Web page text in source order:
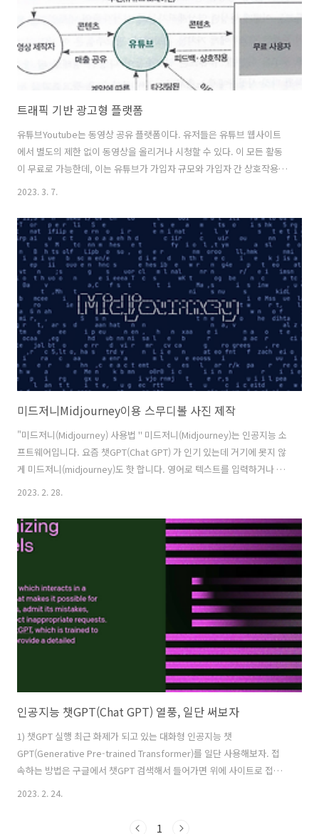
트래픽 기반 광고형 플랫폼
유튜브Youtube는 동영상 공유 플랫폼이다. 유저들은 유튜브 웹사이트
에서 별도의 제한 없이 동영상을 올리거나 시청할 수 있다. 이 모든 활동
이 무료로 가능한데, 이는 유튜브가 가입자 규모와 가입자 간 상호작용을
튜브로 몰리게 되고, 유튜브는 접속자 규모를 뜻하는'트래픽'을 앞세워
광고주를 유인한다. 트래픽 발생량이 많을수록 더 많은 사람이 광고를 보
기 때문에 유튜브의 협상력이 증가하여 광고주로부터 더 높은 광고단가
를 받을 수 있다. 유튜브가 분명한 수익구조를 가지고 있지 않았음에도
불구하고 2006년 구글이 인수한 배경에는 거대한 가입자 기반이 수익을
창출 가능성을..
2023. 3. 7.
미드저니Midjourney이용 스무디볼 사진 제작
"미드저니(Midjourney) 사용법 " 미드저니(Midjourney)는 인공지능 소
프트웨어입니다. 요즘 챗GPT(Chat GPT) 가 인기 있는데 거기에 못지 않
게 미드저니(midjourney)도 핫 합니다. 영어로 텍스트를 입력하거나 이
미지 파일을 삽입하면 인공지능이 그림을 생성해 줍니다. 미드저니는 한
1) 홈페이지에 접속 후 [ Join to Beta ] 버튼을 눌러 참여할 수 있습니
다. 현재는 미드저니 베타 서비스 중이지만, 유료 플랜도 운영하고 있습
니다. 2) 좌측 탭의 'newbies-'로 시작하는 탭을 누르면 바로 이용할 수
같이 '/imagin..
2023. 2. 28.
인공지능 챗GPT(Chat GPT) 열풍, 일단 써보자
1) 챗GPT 실행 최근 화제가 되고 있는 대화형 인공지능 챗
GPT(Generative Pre-trained Transformer)를 일단 사용해보자. 접
속하는 방법은 구글에서 챗GPT 검색해서 들어가면 위에 사이트로 접근
2023. 2. 24.
1